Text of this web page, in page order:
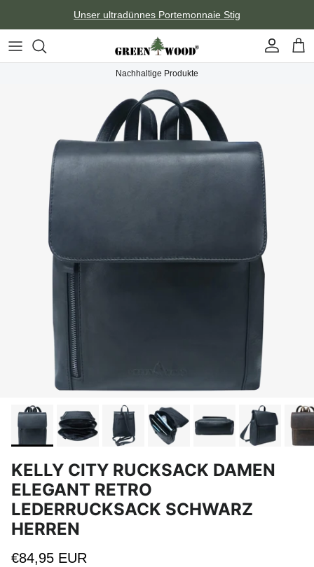
Unser ultradünnes Portemonnaie Stig
Konto
Nachhaltige Produkte
Zu Produktinformationen springen
KELLY CITY RUCKSACK DAMEN
ELEGANT RETRO
LEDERRUCKSACK SCHWARZ
HERREN
Normaler Preis
€84,95 EUR